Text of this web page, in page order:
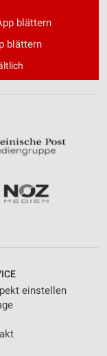
blättern
blättern
einstellen